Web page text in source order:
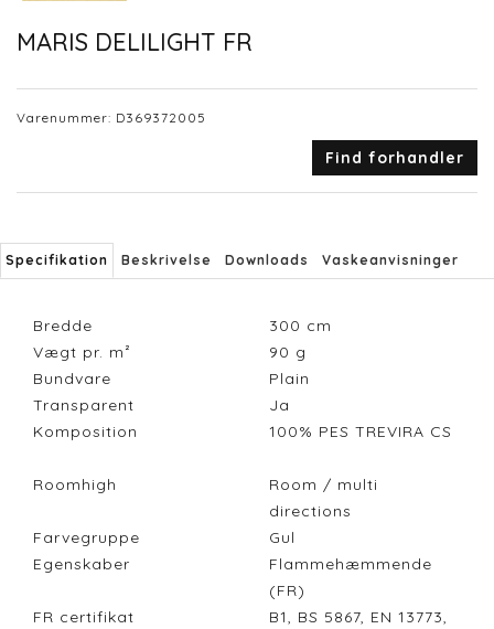
MARIS DELILIGHT FR
Varenummer: D369372005
Find forhandler
Specifikation Beskrivelse Downloads Vaskeanvisninger
Bredde 300 cm
Vægt pr. m²
90 g
Bundvare
Plain
Transparent
Ja
Komposition
100% PES TREVIRA CS
Roomhigh
Room / multi
directions
Farvegruppe
Gul
Egenskaber
Flammehæmmende
(FR)
FR certifikat
B1, BS 5867, EN 13773,